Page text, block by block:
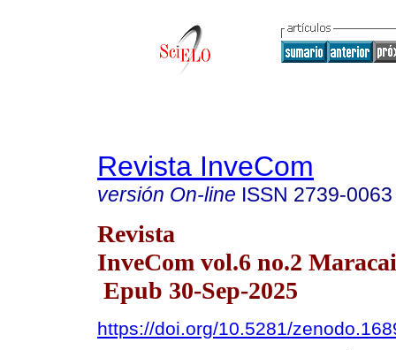
Revista InveCom
versión On-line ISSN 2739-0063
Revista
InveCom vol.6 no.2
Epub 30-Sep-2025
https://doi.org/10.5281/